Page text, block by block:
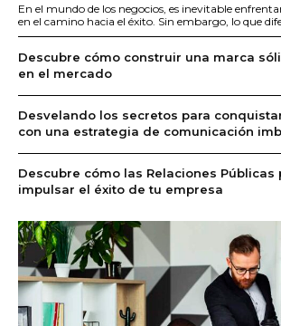
En el mundo de los negocios, es inevitable
en el camino hacia el éxito. Sin embargo, lo que
Descubre cómo construir una marca
en el mercado
Desvelando los secretos para
con una estrategia de comunicación
Descubre cómo las Relaciones Públicas
impulsar el éxito de tu empresa